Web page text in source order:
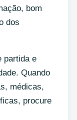
bom
dos
partida e
Quando
médicas,
procure